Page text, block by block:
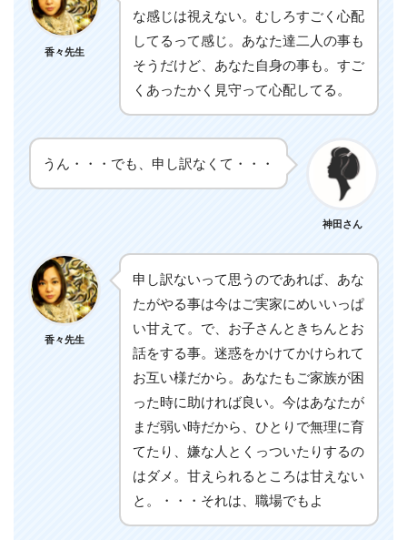
香々先生
な感じは視えない。むしろすごく心配
してるって感じ。あなた達二人の事も
そうだけど、あなた自身の事も。すご
くあったかく見守って心配してる。
うん・・・でも、申し訳なくて・・・
神田さん
香々先生
申し訳ないって思うのであれば、あな
たがやる事は今はご実家にめいいっぱ
い甘えて。で、お子さんときちんとお
話をする事。迷惑をかけてかけられて
お互い様だから。あなたもご家族が困
った時に助ければ良い。今はあなたが
まだ弱い時だから、ひとりで無理に育
てたり、嫌な人とくっついたりするの
はダメ。甘えられるところは甘えない
と。・・・それは、職場でもよ